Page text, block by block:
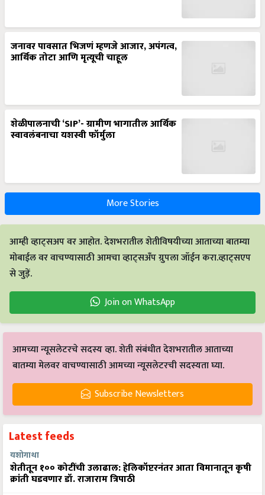
जनावर पावसात भिजणं म्हणजे आजार, अपंगत्व,
आर्थिक तोटा आणि मृत्यूची चाहूल
स्वावलंबनाचा यशस्वी फॉर्मुला
More Stories
आम्ही व्हाट्सअप वर आहोत. देशभरातील शेतीविषयीच्या आताच्या बातम्या
मोबाईल वर वाचण्यासाठी आमचा व्हाट्सअँप ग्रुपला जॉईन करा.व्हाट्सएप
से जुड़ें.
Join on WhatsApp
आमच्या न्यूसलेटरचे सदस्य व्हा. शेती संबंधीत देशभरातील आताच्या
बातम्या मेलवर वाचण्यासाठी आमच्या न्यूसलेटरची सदस्यता घ्या.
Subscribe Newsletters
यशोगाथा
शेतीतून १०० कोटींची उलाढाल: हेलिकॉप्टरनंतर आता विमानातून कृषी
क्रांती घडवणार डॉ. राजाराम त्रिपाठी